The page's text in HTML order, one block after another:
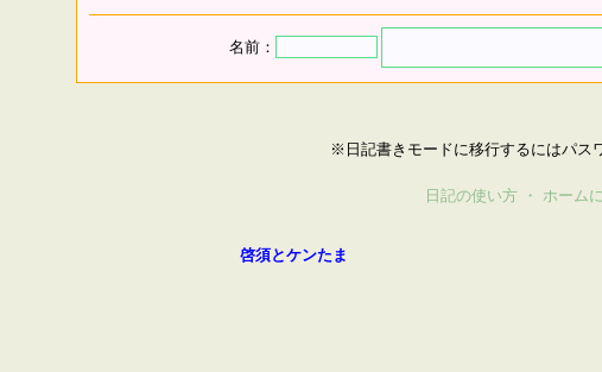
名前：
※日記書きモードに移行するにはパス
日記の使い方 ・ ホーム
啓須とケンたま